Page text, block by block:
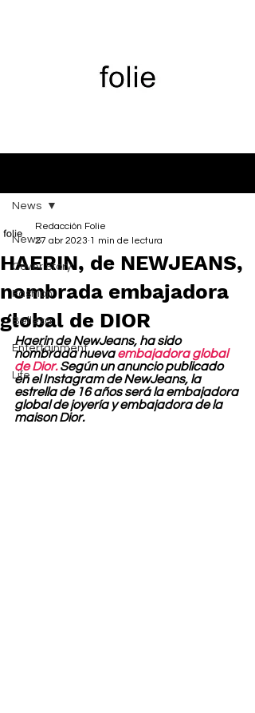
News
Cover Story
Fashion
Belleza
Entertainment
Life
News
HAERIN, de NEWJEANS,
nombrada embajadora
global de DIOR
Redacción Folie
27 abr 2023 1 min de lectura
Haerin de NewJeans, ha sido
nombrada nueva embajadora global
de Dior. Según un anuncio publicado
en el Instagram de NewJeans, la
estrella de 16 años será la embajadora
global de joyería y embajadora de la
maison Dior.